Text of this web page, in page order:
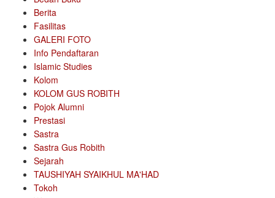
Berita
Fasilitas
GALERI FOTO
Info Pendaftaran
Islamic Studies
Kolom
KOLOM GUS ROBITH
Pojok Alumni
Prestasi
Sastra
Sastra Gus Robith
Sejarah
TAUSHIYAH SYAIKHUL MA'HAD
Tokoh